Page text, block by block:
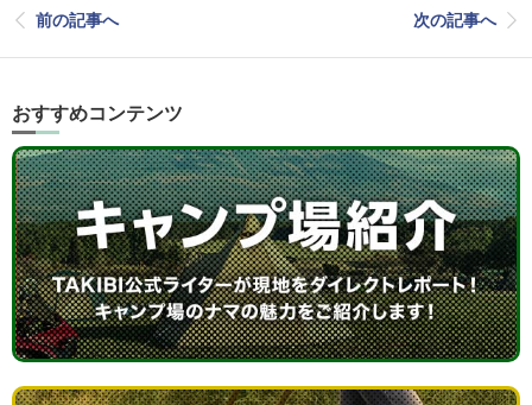
前の記事へ 次の記事へ
おすすめコンテンツ